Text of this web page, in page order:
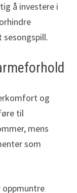
å investere i
og
til
mens
som
oppmuntre